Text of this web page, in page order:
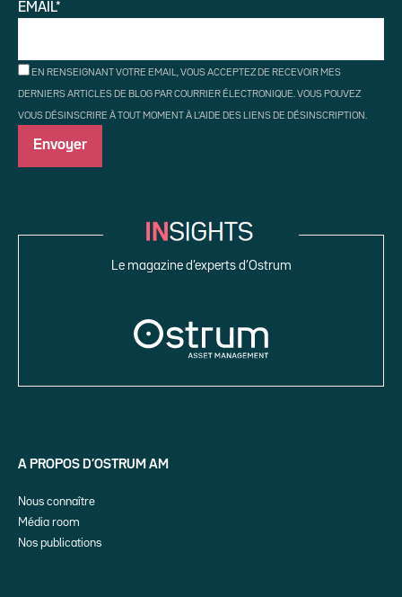
EMAIL*
EN RENSEIGNANT VOTRE EMAIL, VOUS ACCEPTEZ DE RECEVOIR MES
DERNIERS ARTICLES DE BLOG PAR COURRIER ÉLECTRONIQUE. VOUS POUVEZ
VOUS DÉSINSCRIRE À TOUT MOMENT À L'AIDE DES LIENS DE DÉSINSCRIPTION.
Le magazine d’experts d’Ostrum
A PROPOS D’OSTRUM AM
Nous connaître
Média room
Nos publications